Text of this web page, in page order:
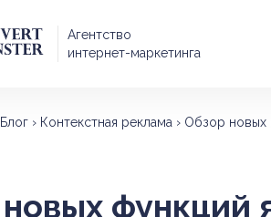
Агентство
интернет-маркетинга
Блог › Контекстная реклама › Обзор новых
функций